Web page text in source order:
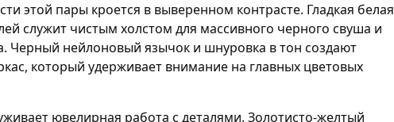
этой пары кроется в выверенном контрасте. Гладкая белая
служит чистым холстом для массивного черного свуша и
Черный нейлоновый язычок и шнуровка в тон создают
который удерживает внимание на главных цветовых
ювелирная работа с деталями. Золотисто-желтый